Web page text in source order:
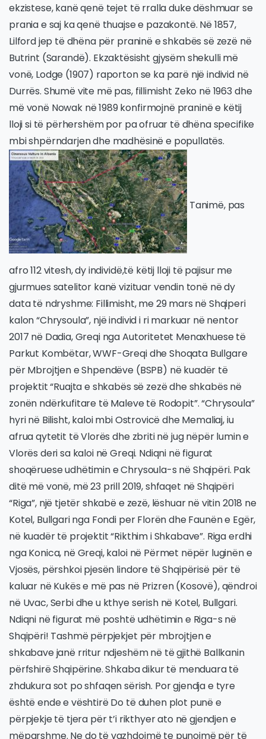
ekzistese, kanë qenë tejet të rralla duke dëshmuar se
prania e saj ka qenë thuajse e pazakontë. Në 1857,
Lilford jep të dhëna për praninë e shkabës së zezë në
Butrint (Sarandë). Ekzaktësisht gjysëm shekulli më
vonë, Lodge (1907) raporton se ka parë një individ në
Durrës. Shumë vite më pas, fillimisht Zeko në 1963 dhe
më vonë Nowak në 1989 konfirmojnë praninë e këtij
lloji si të përhershëm por pa ofruar të dhëna specifike
mbi shpërndarjen dhe madhësinë e popullatës.
Tanimë, pas
afro 112 vitesh, dy individë,të këtij lloji të pajisur me
gjurmues satelitor kanë vizituar vendin tonë në dy
data të ndryshme: Fillimisht, me 29 mars në Shqiperi
kalon “Chrysoula”, një individ i ri markuar në nentor
2017 në Dadia, Greqi nga Autoritetet Menaxhuese të
Parkut Kombëtar, WWF-Greqi dhe Shoqata Bullgare
për Mbrojtjen e Shpendëve (BSPB) në kuadër të
projektit “Ruajta e shkabës së zezë dhe shkabës në
zonën ndërkufitare të Maleve të Rodopit”. “Chrysoula”
hyri në Bilisht, kaloi mbi Ostrovicë dhe Memaliaj, iu
afrua qytetit të Vlorës dhe zbriti në jug nëpër lumin e
Vlorës deri sa kaloi në Greqi. Ndiqni në figurat
shoqëruese udhëtimin e Chrysoula-s në Shqipëri. Pak
ditë më vonë, më 23 prill 2019, shfaqet në Shqipëri
“Riga”, një tjetër shkabë e zezë, lëshuar në vitin 2018 ne
Kotel, Bullgari nga Fondi per Florën dhe Faunën e Egër,
në kuadër të projektit “Rikthim i Shkabave”. Riga erdhi
nga Konica, në Greqi, kaloi në Përmet nëpër luginën e
Vjosës, përshkoi pjesën lindore të Shqipërisë për të
kaluar në Kukës e më pas në Prizren (Kosovë), qëndroi
në Uvac, Serbi dhe u kthye serish në Kotel, Bullgari.
Ndiqni në figurat më poshtë udhëtimin e Riga-s në
Shqipëri! Tashmë përpjekjet për mbrojtjen e
shkabave janë rritur ndjeshëm në të gjithë Ballkanin
përfshirë Shqipërine. Shkaba dikur të menduara të
zhdukura sot po shfaqen sërish. Por gjendja e tyre
është ende e vështirë Do të duhen plot punë e
përpjekje të tjera për t’i rikthyer ato në gjendjen e
mëparshme. Ne do të vazhdojmë te punojmë për të